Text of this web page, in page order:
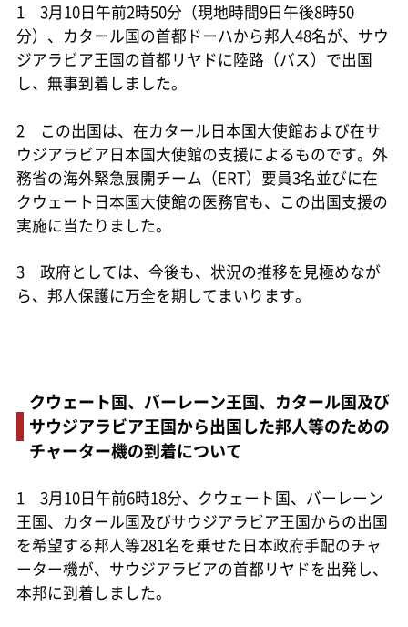
1 3月10日午前2時50分（現地時間9日午後8時50
分）、カタール国の首都ドーハから邦人48名が、サウ
ジアラビア王国の首都リヤドに陸路（バス）で出国
し、無事到着しました。
2 この出国は、在カタール日本国大使館および在サ
ウジアラビア日本国大使館の支援によるものです。外
務省の海外緊急展開チーム（ERT）要員3名並びに在
クウェート日本国大使館の医務官も、この出国支援の
実施に当たりました。
3 政府としては、今後も、状況の推移を見極めなが
ら、邦人保護に万全を期してまいります。
クウェート国、バーレーン王国、カタール国及び
サウジアラビア王国から出国した邦人等のための
チャーター機の到着について
1 3月10日午前6時18分、クウェート国、バーレーン
王国、カタール国及びサウジアラビア王国からの出国
を希望する邦人等281名を乗せた日本政府手配のチャ
ーター機が、サウジアラビアの首都リヤドを出発し、
本邦に到着しました。